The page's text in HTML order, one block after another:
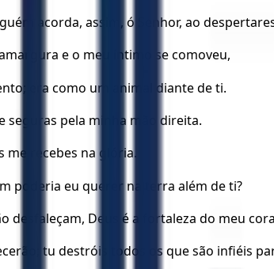
acorda, assim, ó Senhor, ao
e o meu íntimo se comoveu,
era como um animal diante de ti.
seguras pela minha mão direita.
me recebes na glória.
poderia eu querer na terra além de ti?
desfaleçam, Deus é a fortaleza do meu
tu destróis todos os que são infiéis